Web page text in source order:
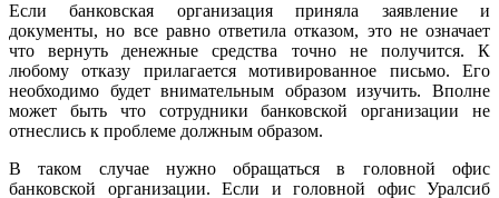
Если банковская организация приняла заявление и
документы, но все равно ответила отказом, это не означает
что вернуть денежные средства точно не получится. К
любому отказу прилагается мотивированное письмо. Его
необходимо будет внимательным образом изучить. Вполне
может быть что сотрудники банковской организации не
отнеслись к проблеме должным образом.
В таком случае нужно обращаться в головной офис
банковской организации. Если и головной офис Уралсиб